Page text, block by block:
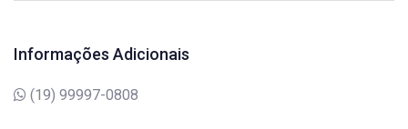
Informações Adicionais
(19) 99997-0808